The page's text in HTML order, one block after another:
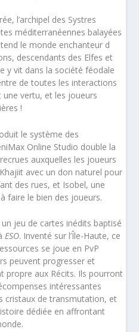
l’archipel des Systres
méditerranéennes balayées
le monde enchanteur d
descendants des Elfes et
y vit dans la société féodale
de toutes les interactions
une vertu, et les joueurs
!
le système des
Online Studio double la
auxquelles les joueurs
avec un don naturel pour
des rues, et Isobel, une
faire le bien des joueurs.
jeu de cartes inédits baptisé
ESO. Inventé sur l’Île-Haute, ce
se joue en PvP
peuvent progresser et
propre aux Récits. Ils pourront
intéressantes
cristaux de transmutation, et
dédiée en affrontant